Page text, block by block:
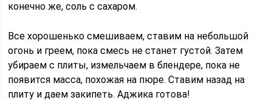
конечно же, соль с сахаром.
Все хорошенько смешиваем, ставим на небольшой
огонь и греем, пока смесь не станет густой. Затем
убираем с плиты, измельчаем в блендере, пока не
появится масса, похожая на пюре. Ставим назад на
плиту и даем закипеть. Аджика готова!